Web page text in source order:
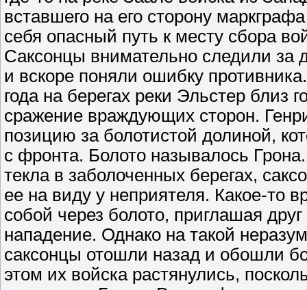
вставшего на его сторону
себя опасный путь к месту сбора
Саксонцы внимательно следили за
и вскоре поняли ошибку
года на берегах реки Эльстер близ
сражение враждующих сторон.
позицию за болотистой долиной,
с фронта. Болото называлось
текла в заболоченных берегах,
ее на виду у неприятеля. Какое-то
собой через болото, приглашая
нападение. Однако на такой
саксонцы отошли назад и обошли
этом их войска растянулись,